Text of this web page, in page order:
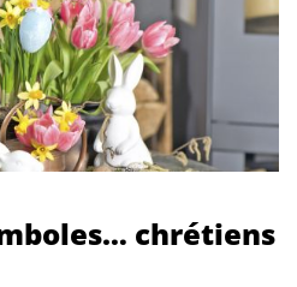
chrétiens